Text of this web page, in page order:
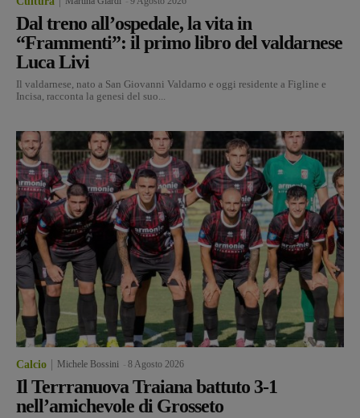
Dal treno all’ospedale, la vita in
“Frammenti”: il primo libro del valdarnese
Luca Livi
Il valdarnese, nato a San Giovanni Valdarno e oggi residente a Figline e
Incisa, racconta la genesi del suo...
Calcio Michele Bossini 8 Agosto 2026
Il Terrranuova Traiana battuto 3-1
nell’amichevole di Grosseto